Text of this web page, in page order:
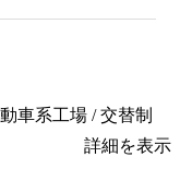
車系工場 / 交替制
詳細を表示